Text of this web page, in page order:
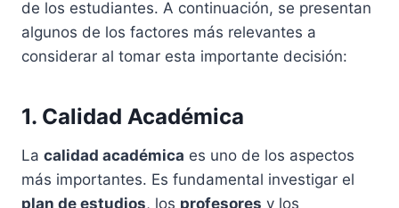
de los estudiantes. A continuación, se presentan
algunos de los factores más relevantes a
considerar al tomar esta importante decisión:
1. Calidad Académica
La calidad académica es uno de los aspectos
más importantes. Es fundamental investigar el
plan de estudios, los profesores y los